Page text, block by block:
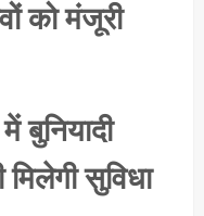
को मंजूरी
बुनियादी
सुविधा